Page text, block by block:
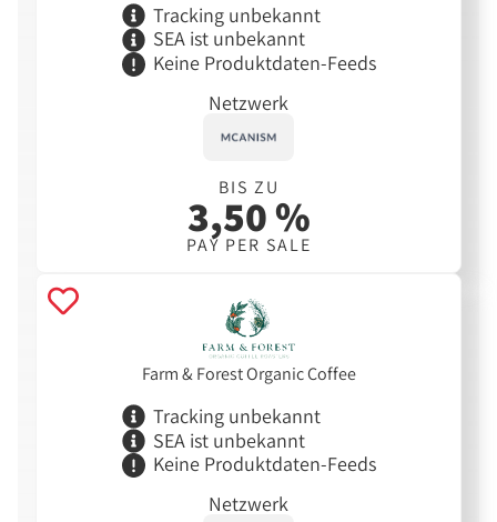
Tracking unbekannt
SEA ist unbekannt
Keine Produktdaten-Feeds
Netzwerk
BIS ZU
3,50 %
PAY PER SALE
Farm & Forest Organic Coffee
Tracking unbekannt
SEA ist unbekannt
Keine Produktdaten-Feeds
Netzwerk